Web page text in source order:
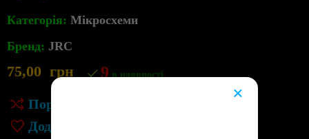
Категорія: Мікросхеми
Бренд: JRC
75,00 грн 9 в наявності
Порівняння
Додати до списку бажань
×